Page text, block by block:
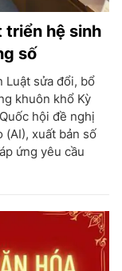
triển hệ sinh
số
Luật sửa đổi, bổ
khuôn khổ Kỳ
hội đề nghị
xuất bản số
ứng yêu cầu